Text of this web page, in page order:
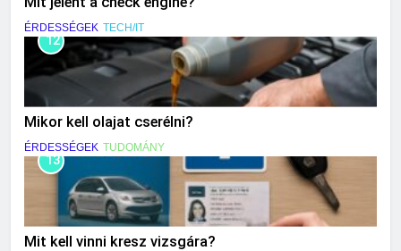
ÉRDESSÉGEK TECH/IT
12
Mikor kell olajat cserélni?
ÉRDESSÉGEK TUDOMÁNY
13
Mit kell vinni kresz vizsgára?